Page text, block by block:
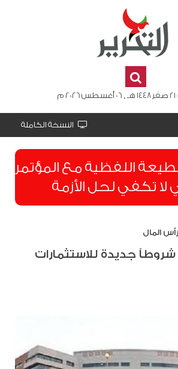
النسخة الكاملة
اللفظية مع المؤتمر
لا تكفي لحل الأزمة
المال
جديدة للاستثمارات